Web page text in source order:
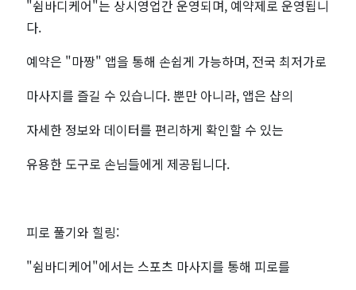
"쉼바디케어"는 상시영업간 운영되며, 예약제로 운영됩니
다.
예약은 "마짱" 앱을 통해 손쉽게 가능하며, 전국 최저가로
마사지를 즐길 수 있습니다. 뿐만 아니라, 앱은 샵의
자세한 정보와 데이터를 편리하게 확인할 수 있는
유용한 도구로 손님들에게 제공됩니다.
피로 풀기와 힐링:
"쉼바디케어"에서는 스포츠 마사지를 통해 피로를